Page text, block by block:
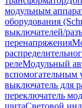
модульным
оборудования
выключателей/
перенапряжения
релеМодульный
вспомогательным
выключатель для
переключатель
щитаСветовой